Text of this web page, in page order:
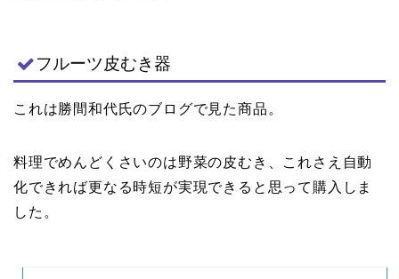
フルーツ皮むき器
これは勝間和代氏のブログで見た商品。
料理でめんどくさいのは野菜の皮むき、これさえ自動
化できれば更なる時短が実現できると思って購入しま
した。